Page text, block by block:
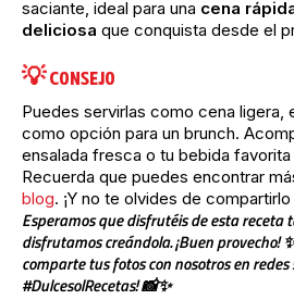
saciante, ideal para una cena
deliciosa que conquista desde el
💡 CONSEJO
Puedes servirlas como cena ligera,
como opción para un brunch.
ensalada fresca o tu bebida
Recuerda que puedes encontrar
blog. ¡Y no te olvides de
Esperamos que disfrutéis de esta receta
disfrutamos creándola. ¡Buen provecho!
comparte tus fotos con nosotros en
#DulcesolRecetas! 📸✨